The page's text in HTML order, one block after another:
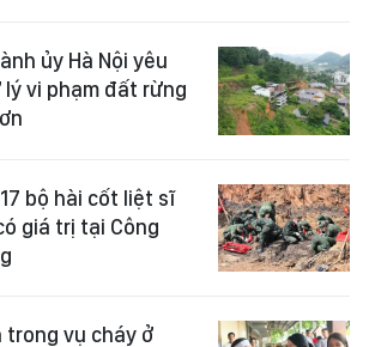
ủy Hà Nội yêu
vi phạm đất rừng
bộ hài cốt liệt sĩ
giá trị tại Công
trong vụ cháy ở